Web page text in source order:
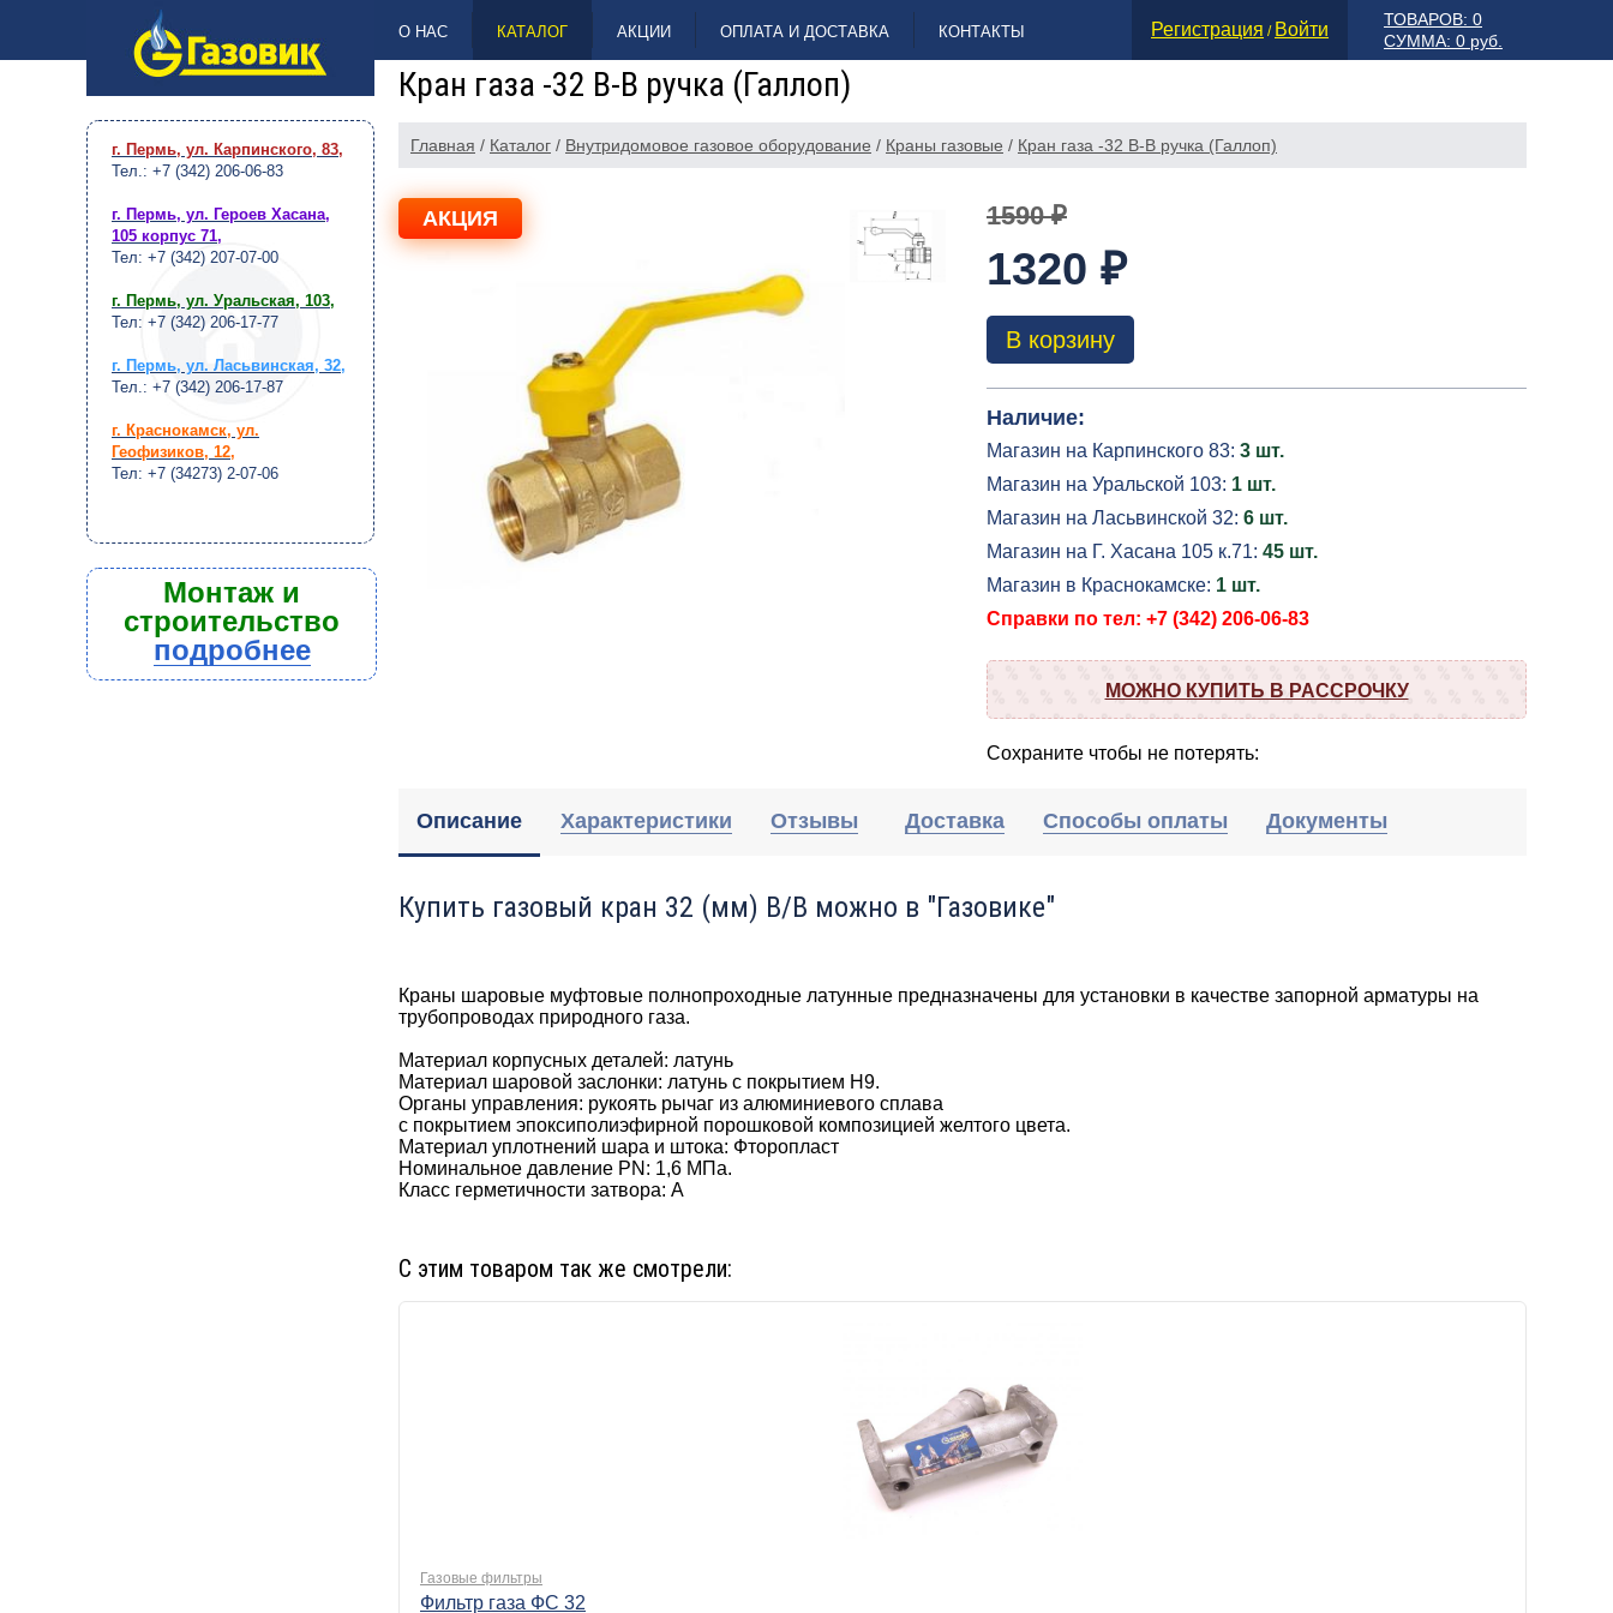
НАВЕРХ
О НАС КАТАЛОГ АКЦИИ ОПЛАТА И ДОСТАВКА КОНТАКТЫ
ТОВАРОВ: 0
СУММА: 0 руб.
Регистрация / Войти
Кран газа -32 В-В ручка (Галлоп)
Главная / Каталог / Внутридомовое газовое оборудование / Краны газовые / Кран газа -32 В-В ручка (Галлоп)
АКЦИЯ 1590 ₽
1320 ₽
В корзину
Наличие:
Магазин на Карпинского 83: 3 шт.
Магазин на Уральской 103: 1 шт.
Магазин на Ласьвинской 32: 6 шт.
Магазин на Г. Хасана 105 к.71: 45 шт.
Магазин в Краснокамске: 1 шт.
Справки по тел: +7 (342) 206-06-83
МОЖНО КУПИТЬ В РАССРОЧКУ
Сохраните чтобы не потерять:
Описание Характеристики Отзывы Доставка Способы оплаты Документы
Купить газовый кран 32 (мм) В/В можно в "Газовике"
Краны шаровые муфтовые полнопроходные латунные предназначены для установки в качестве запорной арматуры на
трубопроводах природного газа.
Материал корпусных деталей: латунь
Материал шаровой заслонки: латунь с покрытием Н9.
Органы управления: рукоять рычаг из алюминиевого сплава
с покрытием эпоксиполиэфирной порошковой композицией желтого цвета.
Материал уплотнений шара и штока: Фторопласт
Номинальное давление PN: 1,6 МПа.
Класс герметичности затвора: А
С этим товаром так же смотрели:
Газовые фильтры
Фильтр газа ФС 32
г. Пермь, ул. Карпинского, 83,
Тел.: +7 (342) 206-06-83
г. Пермь, ул. Героев Хасана,
105 корпус 71,
Тел: +7 (342) 207-07-00
г. Пермь, ул. Уральская, 103,
Тел: +7 (342) 206-17-77
г. Пермь, ул. Ласьвинская, 32,
Тел.: +7 (342) 206-17-87
г. Краснокамск, ул.
Геофизиков, 12,
Тел: +7 (34273) 2-07-06
Монтаж и
строительство
подробнее